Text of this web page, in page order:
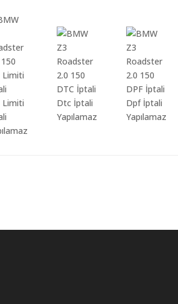
Limiti
Dtc İptali
Yapılamaz
Dpf İptali
Yapılamaz